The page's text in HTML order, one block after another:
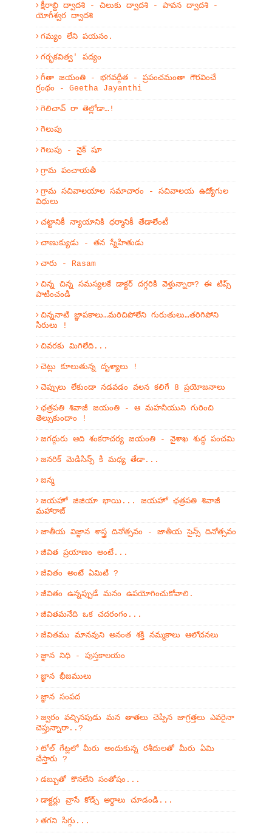
క్షీరాబ్ది ద్వాదశి - చిలుకు ద్వాదశి - పావన ద్వాదశి -
యోగీశ్వర ద్వాదశి
గమ్యం లేని పయనం.
గర్భకవిత్వ' పద్యం
గీతా జయంతి - భగవద్గీత - ప్రపంచమంతా గౌరవించే
గ్రంథం - Geetha Jayanthi
గెలిచావ్ రా తెల్లోడా…!
గెలుపు
గెలుపు - నైక్ షూ
గ్రామ పంచాయతీ
గ్రామ సచివాలయాల సమాచారం - సచివాలయ ఉద్యోగుల
విధులు
చట్టానికీ న్యాయానికి ధర్మానికీ తేడాలేంటీ
చాణుక్యుడు - తన స్నేహితుడు
చారు - Rasam
చిన్న చిన్న సమస్యలకే డాక్టర్ దగ్గరికి వెళ్తున్నారా? ఈ టిప్స్
పాటించండి
చిన్ననాటి జ్ఞాపకాలు…మరిచిపోలేని గురుతులు…తరిగిపోని
సిరులు !
చివరకు మిగిలేది...
చెట్లు కూలుతున్న దృశ్యాలు !
చెప్పులు లేకుండా నడవడం వలన కలిగే 8 ప్రయోజనాలు
ఛత్రపతి శివాజీ జయంతి - ఆ మహనీయుని గురించి
తెల్సుకుందాం !
జగద్గురు ఆది శంకరాచర్య జయంతి - వైశాఖ శుద్ధ పంచమి
జనరిక్ మెడిసిన్స్ కి మధ్య తేడా...
జన్మ
జయహో జిజియా భాయి... జయహో ఛత్రపతి శివాజీ
మహారాజ్
జాతీయ విజ్ఞాన శాస్త్ర దినోత్సవం - జాతీయ సైన్స్ దినోత్సవం
జీవిత ప్రయాణం అంటే...
జీవితం అంటే ఏమిటి ?
జీవితం ఉన్నప్పుడే మనం ఉపయోగించుకోవాలి.
జీవితమనేది ఒక చదరంగం...
జీవితము మానవుని అనంత శక్తి నమ్మకాలు ఆలోచనలు
జ్ఞాన నిధి - పుస్తకాలయం
జ్ఞాన భీజములు
జ్ఞాన సంపద
జ్వరం వచ్చినపుడు మన తాతలు చెప్పిన జాగ్రత్తలు ఎవరైనా
చెప్తున్నారా..?
టోల్ గేట్లలో మీరు అందుకున్న రశీదులతో మీరు ఏమి
చేస్తారు ?
డబ్బుతో కొనలేని సంతోషం...
డాక్టర్లు వ్రాసే కోడ్స్ అర్ధాలు చూడండి...
తగని సిగ్గు...